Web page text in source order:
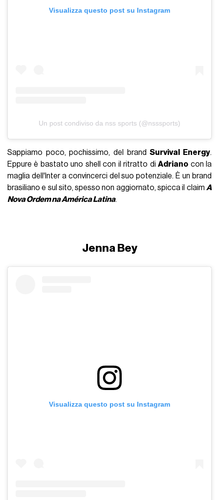
Visualizza questo post su Instagram
Un post condiviso da nss sports (@nsssports)
Sappiamo poco, pochissimo, del brandSurvival Energy.
Eppure è bastato uno shell con il ritratto diAdriano con la
maglia dell'Inter a convincerci del suo potenziale. È un brand
brasiliano e sul sito, spesso non aggiornato, spicca il claim A
Nova Ordem na América Latina.
Jenna Bey
Visualizza questo post su Instagram